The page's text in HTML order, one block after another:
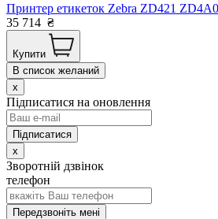
Принтер етикеток Zebra ZD421
35 714 ₴
Купити
В список желаний
x
Підписатися на оновлення
x
Зворотній дзвінок
телефон
Передзвоніть мені